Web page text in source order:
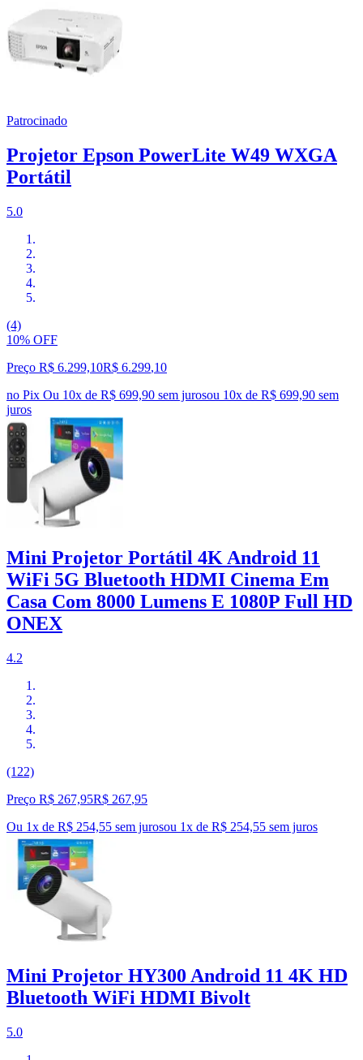
Patrocinado
Projetor Epson PowerLite W49 WXGA
Portátil
5.0
(4)
10% OFF
Preço R$ 6.299,10R$ 6.299,10
no Pix Ou 10x de R$ 699,90 sem jurosou 10x de R$ 699,90 sem
juros
Mini Projetor Portátil 4K Android 11
WiFi 5G Bluetooth HDMI Cinema Em
Casa Com 8000 Lumens E 1080P Full HD
ONEX
4.2
(122)
Preço R$ 267,95R$ 267,95
Ou 1x de R$ 254,55 sem jurosou 1x de R$ 254,55 sem juros
Mini Projetor HY300 Android 11 4K HD
Bluetooth WiFi HDMI Bivolt
5.0